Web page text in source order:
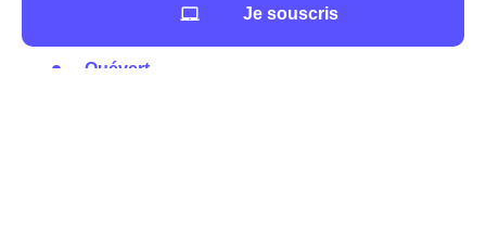
Quévert
Je souscris